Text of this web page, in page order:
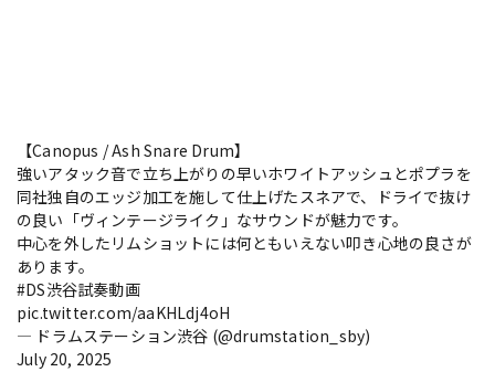
【Canopus / Ash Snare Drum】
強いアタック音で立ち上がりの早いホワイトアッシュとポプラを
同社独自のエッジ加工を施して仕上げたスネアで、ドライで抜け
の良い「ヴィンテージライク」なサウンドが魅力です。
中心を外したリムショットには何ともいえない叩き心地の良さが
あります。
#DS渋谷試奏動画
pic.twitter.com/aaKHLdj4oH
— ドラムステーション渋谷 (@drumstation_sby)
July 20, 2025